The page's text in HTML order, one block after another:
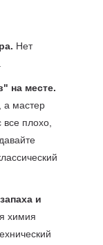
Нет
на месте.
а мастер
все плохо,
и
химия